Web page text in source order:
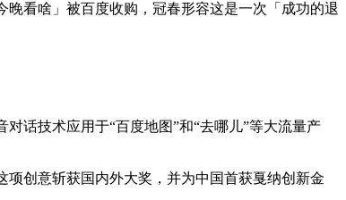
看啥」被百度收购，冠春形容这是一次「成功的退
话技术应用于“百度地图”和“去哪儿”等大流量产
创意斩获国内外大奖，并为中国首获戛纳创新金